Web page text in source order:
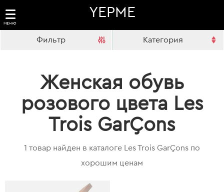
МЕНЮ
YEPME
Фильтр Категория
Женская обувь
розового цвета Les
Trois GarÇons
1 товар найден в каталоге Les Trois GarÇons по
хорошим ценам